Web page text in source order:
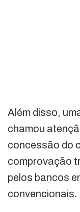
Além disso,
chamou
concessão do
comprovação
pelos bancos
convencionais.